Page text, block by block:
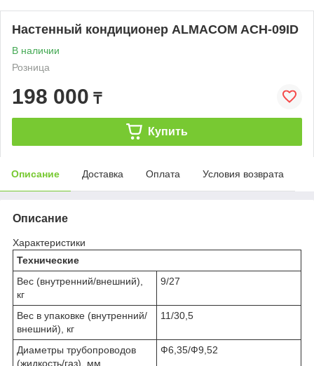
Настенный кондиционер ALMACOM ACH-09ID
В наличии
Розница
198 000 ₸
Купить
Описание Доставка Оплата Условия возврата
Описание
Характеристики
Технические
Вес (внутренний/внешний),
кг
9/27
Вес в упаковке (внутренний/
внешний), кг
11/30,5
Диаметры трубопроводов
(жидкость/газ), мм
Ф6,35/Ф9,52